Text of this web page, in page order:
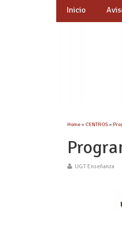
Inicio
Home» CENTROS»
UGT Enseñanza